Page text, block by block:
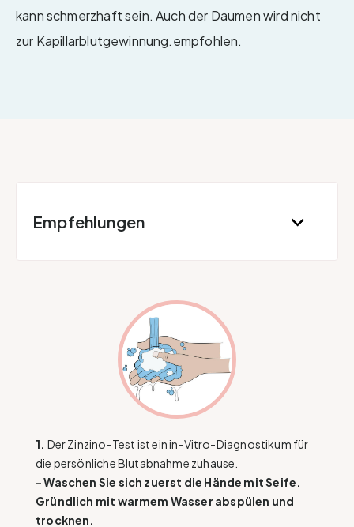
kann schmerzhaft sein. Auch der Daumen wird nicht
zur Kapillarblutgewinnung.empfohlen.
Empfehlungen
1. Der Zinzino-Test ist ein in-Vitro-Diagnostikum für
die persönliche Blutabnahme zuhause.
- Waschen Sie sich zuerst die Hände mit Seife.
Gründlich mit warmem Wasser abspülen und
trocknen.